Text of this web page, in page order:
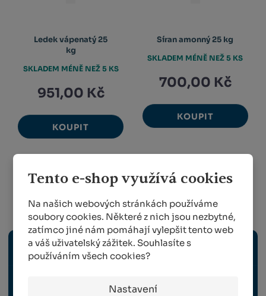
Tento e-shop využívá cookies
Na našich webových stránkách používáme
soubory cookies. Některé z nich jsou nezbytné,
zatímco jiné nám pomáhají vylepšit tento web
a váš uživatelský zážitek. Souhlasíte s
používáním všech cookies?
Nastavení
Ledek vápenatý 25
kg
951,00 Kč
KOUPIT
SKLADEM MÉNĚ NEŽ 5 KS
Síran amonný 25 kg
700,00 Kč
KOUPIT
SKLADEM MÉNĚ NEŽ 5 KS
1 2 3
Sadařství
ELEKTRICKÉ NÁŘADÍ